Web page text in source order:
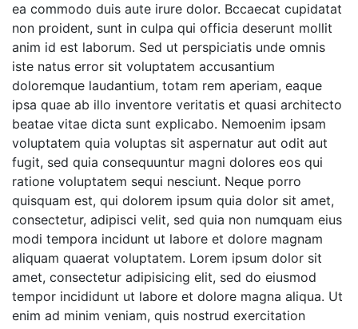
ea commodo duis aute irure dolor. Bccaecat cupidatat
non proident, sunt in culpa qui officia deserunt mollit
anim id est laborum. Sed ut perspiciatis unde omnis
iste natus error sit voluptatem accusantium
doloremque laudantium, totam rem aperiam, eaque
ipsa quae ab illo inventore veritatis et quasi architecto
beatae vitae dicta sunt explicabo. Nemoenim ipsam
voluptatem quia voluptas sit aspernatur aut odit aut
fugit, sed quia consequuntur magni dolores eos qui
ratione voluptatem sequi nesciunt. Neque porro
quisquam est, qui dolorem ipsum quia dolor sit amet,
consectetur, adipisci velit, sed quia non numquam eius
modi tempora incidunt ut labore et dolore magnam
aliquam quaerat voluptatem. Lorem ipsum dolor sit
amet, consectetur adipisicing elit, sed do eiusmod
tempor incididunt ut labore et dolore magna aliqua. Ut
enim ad minim veniam, quis nostrud exercitation